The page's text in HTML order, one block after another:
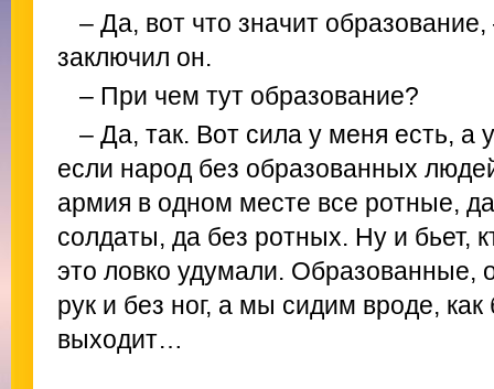
– Да, вот что значит
заключил он.
– При чем тут образование?
– Да, так. Вот сила у меня есть,
если народ без образованных
армия в одном месте все ротные,
солдаты, да без ротных. Ну и бьет,
это ловко удумали. Образованные,
рук и без ног, а мы сидим вроде,
выходит…